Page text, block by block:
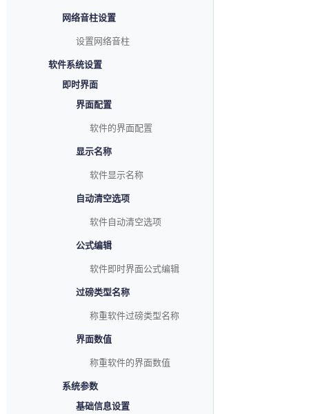
网络音柱设置
设置网络音柱
软件系统设置
即时界面
界面配置
软件的界面配置
显示名称
软件显示名称
自动清空选项
软件自动清空选项
公式编辑
软件即时界面公式编辑
过磅类型名称
称重软件过磅类型名称
界面数值
称重软件的界面数值
系统参数
基础信息设置